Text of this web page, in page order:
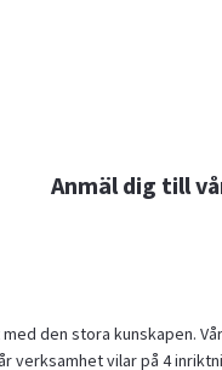
Anmäl dig till
den stora kunskapen.
verksamhet vilar på 4